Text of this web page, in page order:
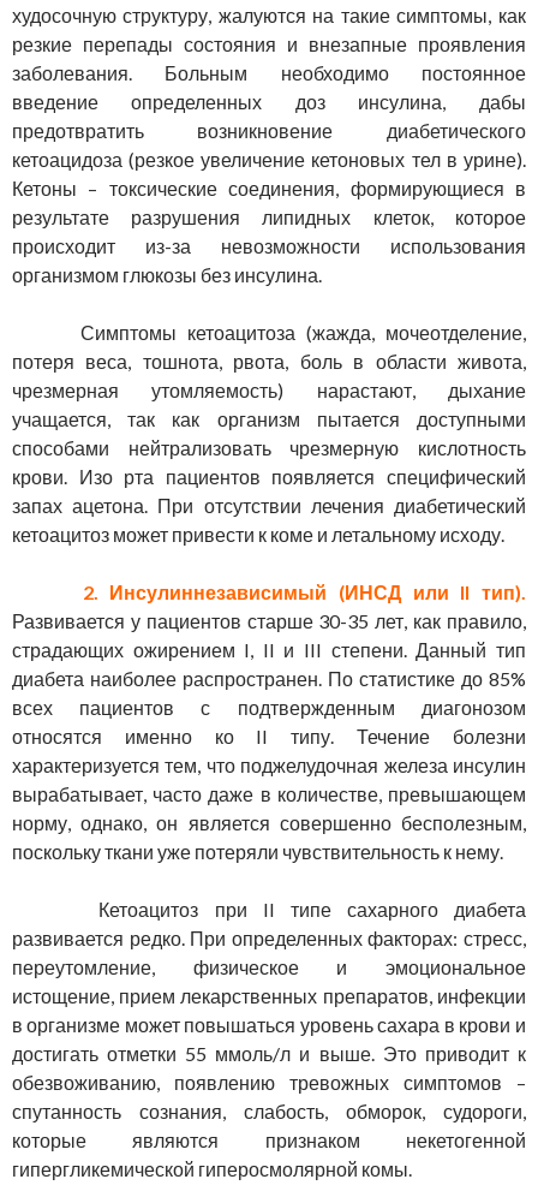
худосочную структуру, жалуются на такие симптомы, как
резкие перепады состояния и внезапные проявления
заболевания. Больным необходимо постоянное
введение определенных доз инсулина, дабы
предотвратить возникновение диабетического
кетоацидоза (резкое увеличение кетоновых тел в урине).
Кетоны – токсические соединения, формирующиеся в
результате разрушения липидных клеток, которое
происходит из-за невозможности использования
организмом глюкозы без инсулина.
Симптомы кетоацитоза (жажда, мочеотделение,
потеря веса, тошнота, рвота, боль в области живота,
чрезмерная утомляемость) нарастают, дыхание
учащается, так как организм пытается доступными
способами нейтрализовать чрезмерную кислотность
крови. Изо рта пациентов появляется специфический
запах ацетона. При отсутствии лечения диабетический
кетоацитоз может привести к коме и летальному исходу.
2. Инсулиннезависимый (ИНСД или II тип).
Развивается у пациентов старше 30-35 лет, как правило,
страдающих ожирением I, II и III степени. Данный тип
диабета наиболее распространен. По статистике до 85%
всех пациентов с подтвержденным диагонозом
относятся именно ко II типу. Течение болезни
характеризуется тем, что поджелудочная железа инсулин
вырабатывает, часто даже в количестве, превышающем
норму, однако, он является совершенно бесполезным,
поскольку ткани уже потеряли чувствительность к нему.
Кетоацитоз при II типе сахарного диабета
развивается редко. При определенных факторах: стресс,
переутомление, физическое и эмоциональное
истощение, прием лекарственных препаратов, инфекции
в организме может повышаться уровень сахара в крови и
достигать отметки 55 ммоль/л и выше. Это приводит к
обезвоживанию, появлению тревожных симптомов –
спутанность сознания, слабость, обморок, судороги,
которые являются признаком некетогенной
гипергликемической гиперосмолярной комы.